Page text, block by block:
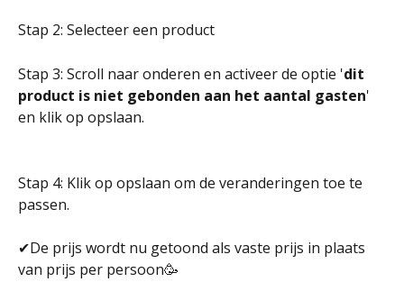
Stap 2: Selecteer een product
Stap 3: Scroll naar onderen en activeer de optie 'dit
product is niet gebonden aan het aantal gasten'
en klik op opslaan.
Stap 4: Klik op opslaan om de veranderingen toe te
passen.
✔De prijs wordt nu getoond als vaste prijs in plaats
van prijs per persoon🥳